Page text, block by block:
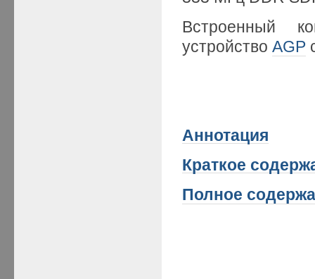
Встроенный
устройствоAGP
Аннотация
Краткое
Полное